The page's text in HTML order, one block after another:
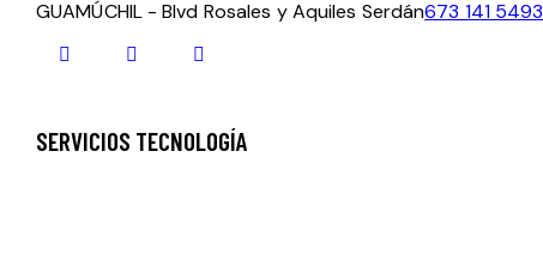
GUAMÚCHIL - Blvd Rosales y Aquiles Serdán673 141 5493
SERVICIOS TECNOLOGÍA